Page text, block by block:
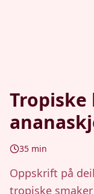
Tropiske
35 min
Oppskrift på
tropiske